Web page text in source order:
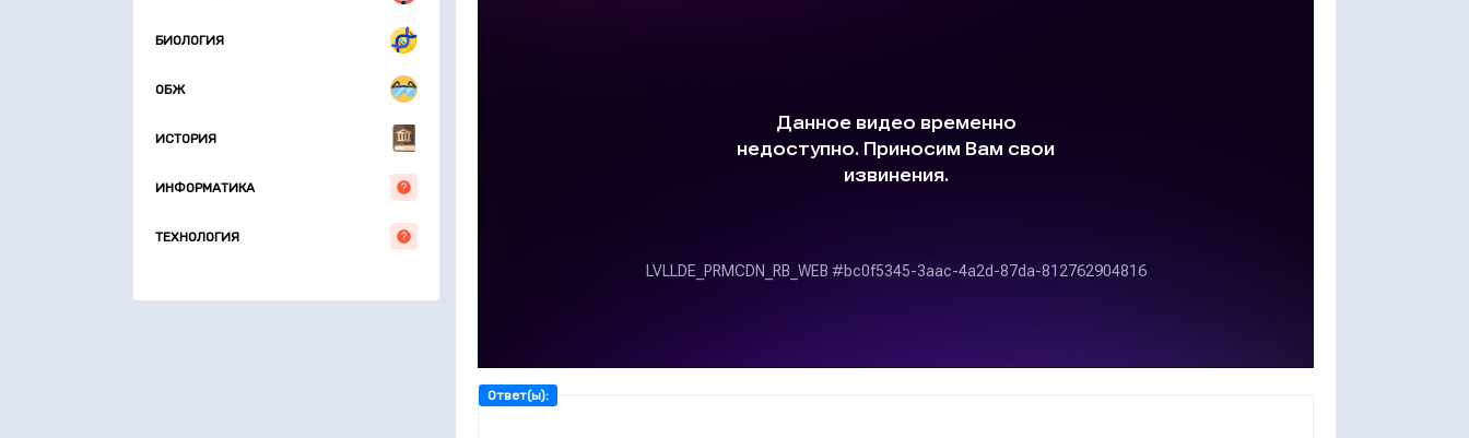
БИОЛОГИЯ
ОБЖ
ИСТОРИЯ
ИНФОРМАТИКА
ТЕХНОЛОГИЯ
Ответ(ы):